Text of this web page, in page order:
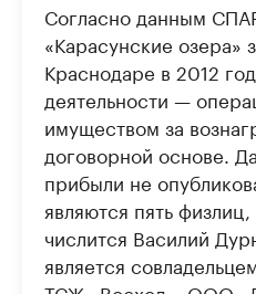
Согласно данным
«Карасунские озера»
Краснодаре в 2012
деятельности —
имуществом за
договорной основе.
прибыли не
являются пять
числится Василий
является